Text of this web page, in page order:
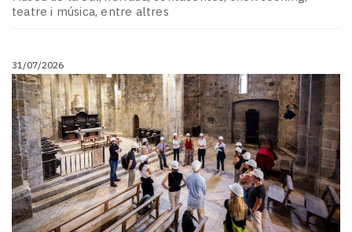
teatre i música, entre altres
31/07/2026